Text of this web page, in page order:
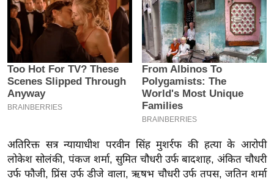
0
2
6
क्रा
इ
म
ई
पे
प
र
अतिरिक्त सत्र न्यायाधीश परवीन सिंह मुशर्रफ की हत्या के आरोपी
लोकेश सोलंकी, पंकज शर्मा, सुमित चौधरी उर्फ ​​बादशाह, अंकित चौधरी
उर्फ ​​फौजी, प्रिंस उर्फ ​​डीजे वाला, ऋषभ चौधरी उर्फ ​​तपस, जतिन शर्मा